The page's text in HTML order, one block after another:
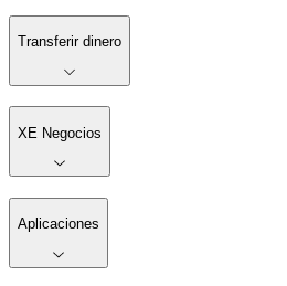
Transferir dinero
XE Negocios
Aplicaciones